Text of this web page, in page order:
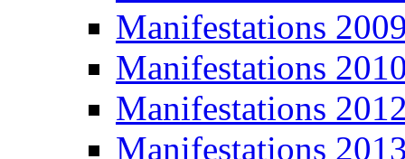
Manifestations
Manifestations
Manifestations
Manifestations